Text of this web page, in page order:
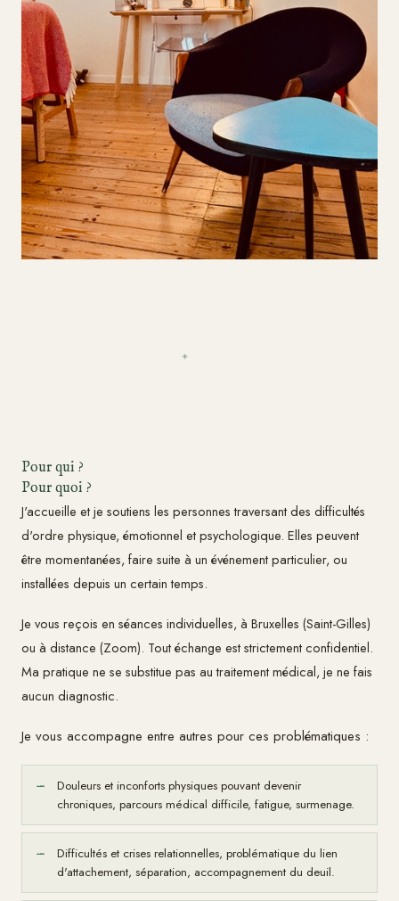
✦
Pour qui ?
Pour quoi ?
J'accueille et je soutiens les personnes traversant des difficultés
d'ordre physique, émotionnel et psychologique. Elles peuvent
être momentanées, faire suite à un événement particulier, ou
installées depuis un certain temps.
Je vous reçois en séances individuelles, à Bruxelles (Saint-Gilles)
ou à distance (Zoom). Tout échange est strictement confidentiel.
Ma pratique ne se substitue pas au traitement médical, je ne fais
aucun diagnostic.
Je vous accompagne entre autres pour ces problématiques :
—
Douleurs et inconforts physiques pouvant devenir
chroniques, parcours médical difficile, fatigue, surmenage.
—
Difficultés et crises relationnelles, problématique du lien
d'attachement, séparation, accompagnement du deuil.